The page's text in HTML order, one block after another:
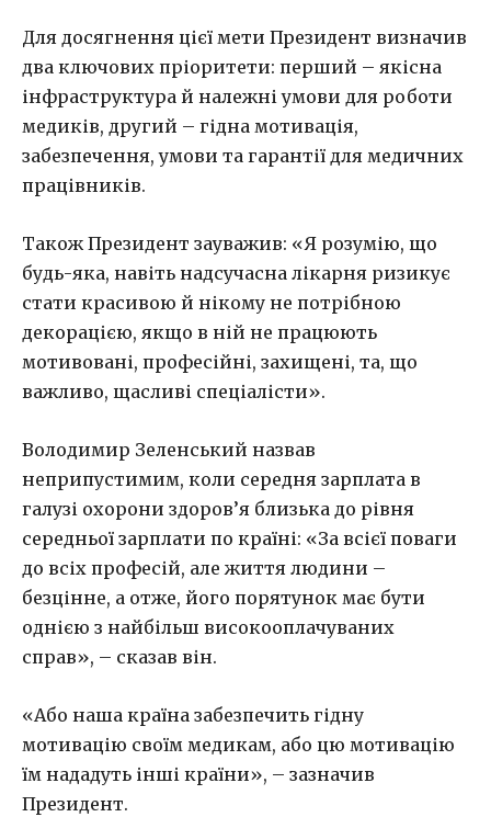
Для досягнення цієї мети Президент визначив
два ключових пріоритети: перший – якісна
інфраструктура й належні умови для роботи
медиків, другий – гідна мотивація,
забезпечення, умови та гарантії для медичних
працівників.
Також Президент зауважив: «Я розумію, що
будь-яка, навіть надсучасна лікарня ризикує
стати красивою й нікому не потрібною
декорацією, якщо в ній не працюють
мотивовані, професійні, захищені, та, що
важливо, щасливі спеціалісти».
Володимир Зеленський назвав
неприпустимим, коли середня зарплата в
галузі охорони здоров’я близька до рівня
середньої зарплати по країні: «За всієї поваги
до всіх професій, але життя людини –
безцінне, а отже, його порятунок має бути
однією з найбільш високооплачуваних
справ», – сказав він.
«Або наша країна забезпечить гідну
мотивацію своїм медикам, або цю мотивацію
їм нададуть інші країни», – зазначив
Президент.